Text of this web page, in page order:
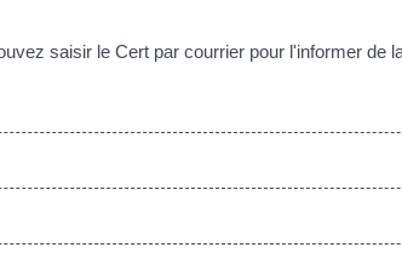
saisir le Cert par courrier pour l'informer de